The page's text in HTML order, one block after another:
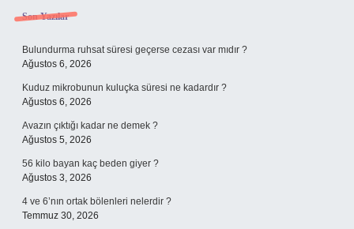
Sidebar
Son Yazılar
Bulundurma ruhsat süresi geçerse cezası var mıdır ?
Ağustos 6, 2026
Kuduz mikrobunun kuluçka süresi ne kadardır ?
Ağustos 6, 2026
Avazın çıktığı kadar ne demek ?
Ağustos 5, 2026
56 kilo bayan kaç beden giyer ?
Ağustos 3, 2026
4 ve 6’nın ortak bölenleri nelerdir ?
Temmuz 30, 2026